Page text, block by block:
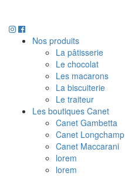
Nos produits
La pâtisserie
Le chocolat
Les macarons
La biscuiterie
Le traiteur
Les boutiques Canet
Canet Gambetta
Canet Longchamp
Canet Maccarani
lorem
lorem